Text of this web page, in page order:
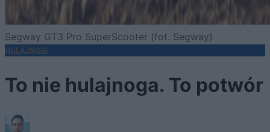
Segway GT3 Pro SuperScooter (fot. Segway)
HULAJNOGI
To nie hulajnoga. To potwór